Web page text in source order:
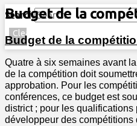
Search
Clear
Budget de la
Budget de la
Quatre à six semaines avant
de la compétition doit
approbation. Pour les
conférences, ce budget est
district ; pour les
développeur des compétitions